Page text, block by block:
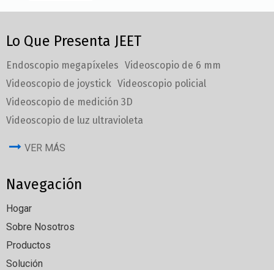
Lo Que Presenta JEET
Endoscopio megapíxeles Videoscopio de 6 mm
Videoscopio de joystick Videoscopio policial
Videoscopio de medición 3D
Videoscopio de luz ultravioleta
VER MÁS
Navegación
Hogar
Sobre Nosotros
Productos
Solución